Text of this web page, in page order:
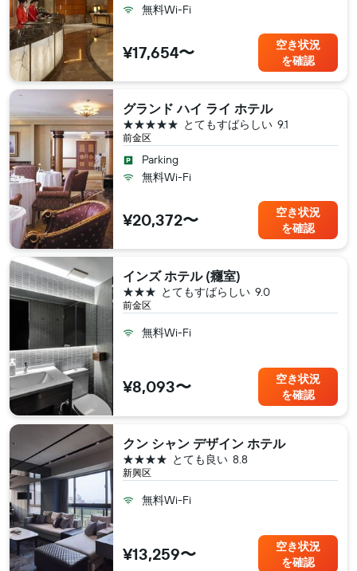
無料Wi-Fi
¥17,654〜
空き状況
を確認
グランド ハイ ライ ホテル
前金区
9.1
とてもすばらしい
5つ星
Parking
無料Wi-Fi
¥20,372〜
空き状況
を確認
インズ ホテル (癮室)
前金区
9.0
とてもすばらしい
3つ星
無料Wi-Fi
¥8,093〜
空き状況
を確認
クン シャン デザイン ホテル
新興区
8.8
とても良い
4つ星
無料Wi-Fi
¥13,259〜
空き状況
を確認